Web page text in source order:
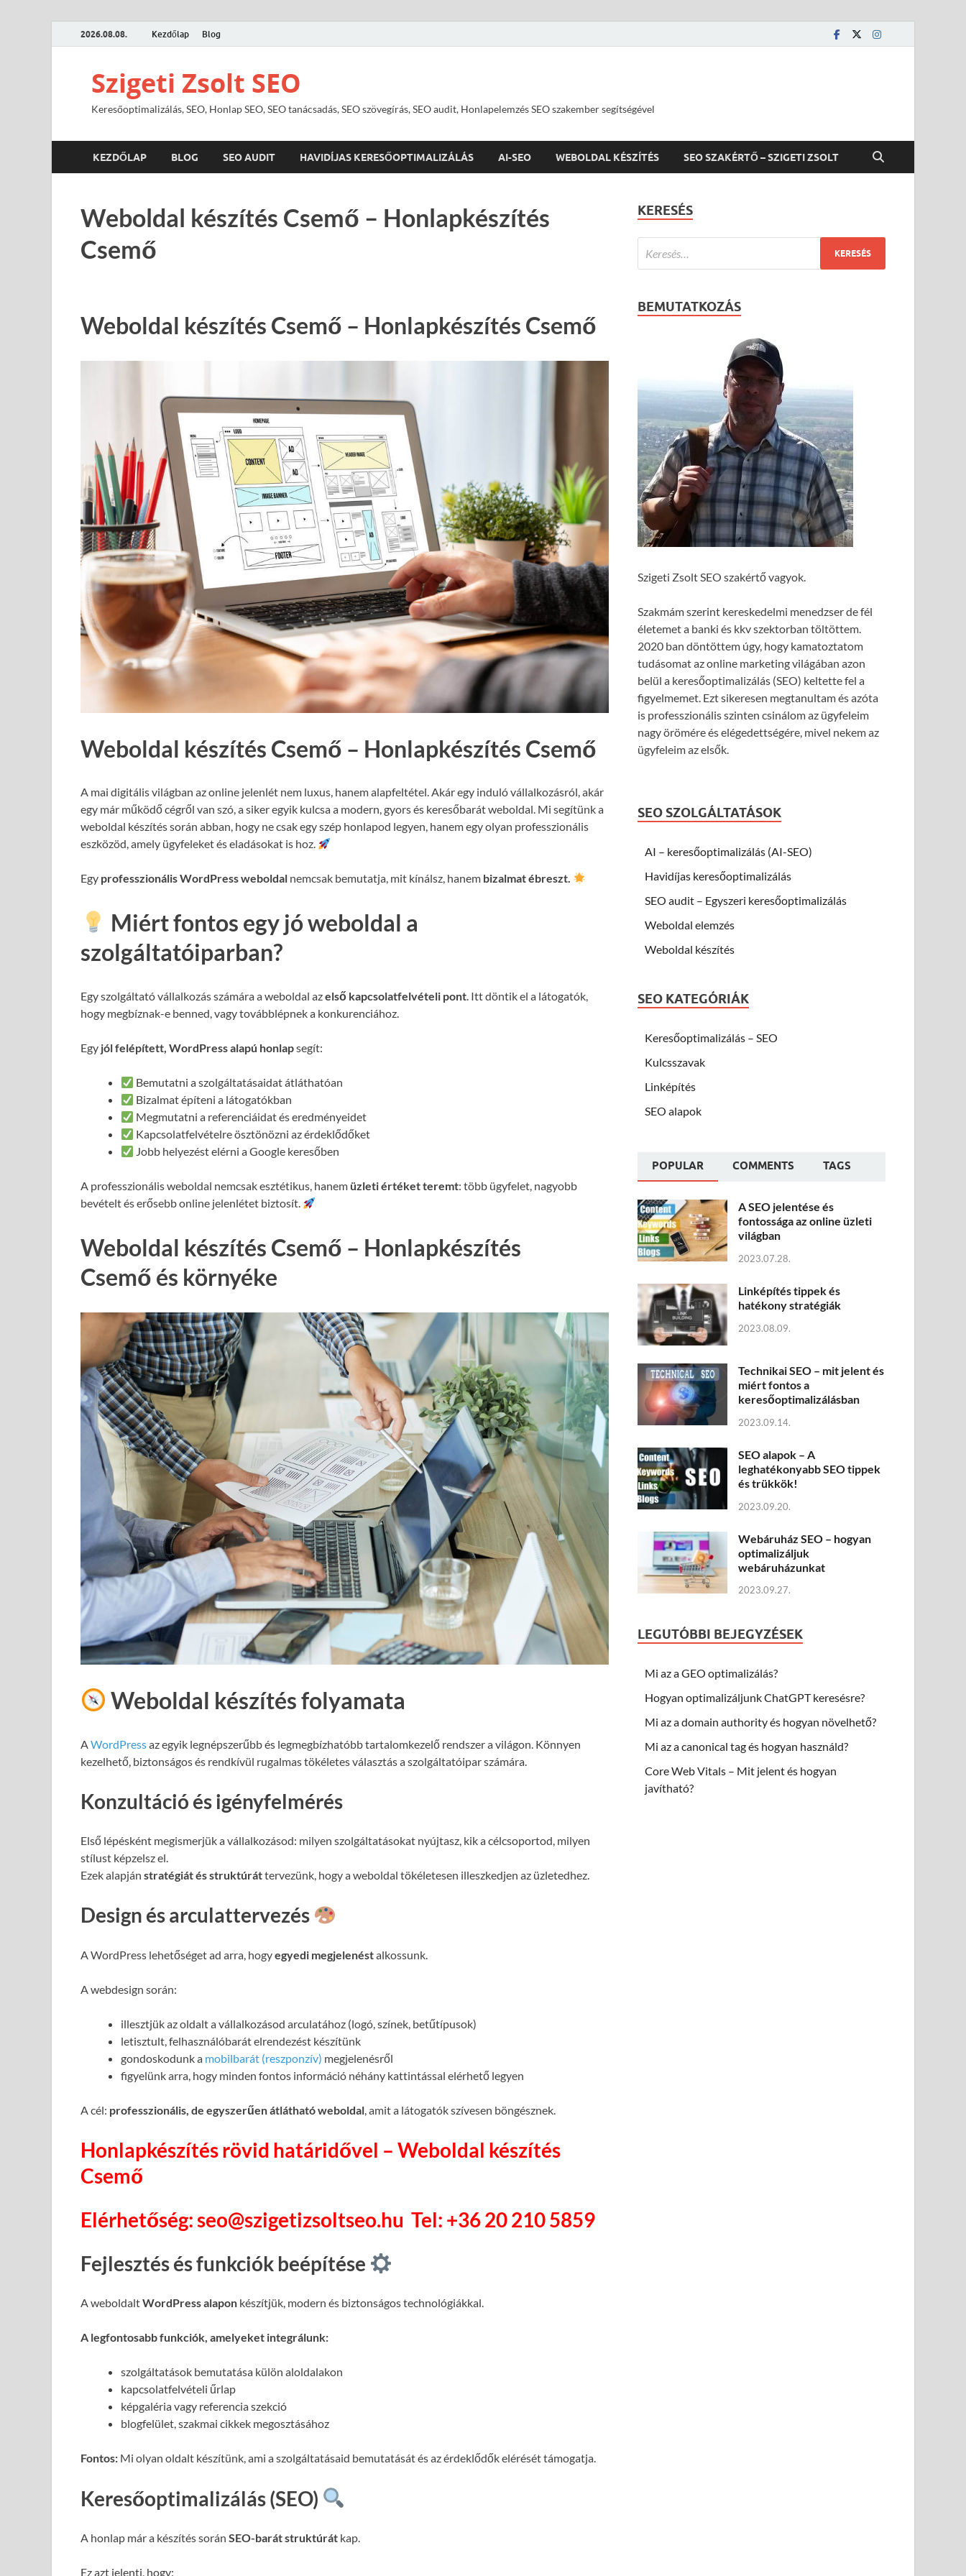
2026.08.08. Kezdőlap Blog
Szigeti Zsolt SEO
Keresőoptimalizálás, SEO, Honlap SEO, SEO tanácsadás, SEO szövegírás, SEO audit, Honlapelemzés SEO szakember segítségével
KEZDŐLAP BLOG SEO AUDIT HAVIDÍJAS KERESŐOPTIMALIZÁLÁS AI-SEO WEBOLDAL KÉSZÍTÉS SEO SZAKÉRTŐ – SZIGETI ZSOLT
Weboldal készítés Csemő – Honlapkészítés
Csemő
Weboldal készítés Csemő – Honlapkészítés Csemő
Weboldal készítés Csemő – Honlapkészítés Csemő
A mai digitális világban az online jelenlét nem luxus, hanem alapfeltétel. Akár egy induló vállalkozásról, akár
egy már működő cégről van szó, a siker egyik kulcsa a modern, gyors és keresőbarát weboldal. Mi segítünk a
weboldal készítés során abban, hogy ne csak egy szép honlapod legyen, hanem egy olyan professzionális
eszközöd, amely ügyfeleket és eladásokat is hoz.
Egy professzionális WordPress weboldal nemcsak bemutatja, mit kínálsz, hanem bizalmat ébreszt.
Miért fontos egy jó weboldal a
szolgáltatóiparban?
Egy szolgáltató vállalkozás számára a weboldal azelső kapcsolatfelvételi pont. Itt döntik el a látogatók,
hogy megbíznak-e benned, vagy továbblépnek a konkurenciához.
Egy jól felépített, WordPress alapú honlapsegít:
Bemutatni a szolgáltatásaidat átláthatóan
Bizalmat építeni a látogatókban
Megmutatni a referenciáidat és eredményeidet
Kapcsolatfelvételre ösztönözni az érdeklődőket
Jobb helyezést elérni a Google keresőben
A professzionális weboldal nemcsak esztétikus, hanem üzleti értéket teremt: több ügyfelet, nagyobb
bevételt és erősebb online jelenlétet biztosít.
Weboldal készítés Csemő – Honlapkészítés
Csemő és környéke
Weboldal készítés folyamata
AWordPressaz egyik legnépszerűbb és legmegbízhatóbb tartalomkezelő rendszer a világon. Könnyen
kezelhető, biztonságos és rendkívül rugalmas tökéletes választás a szolgáltatóipar számára.
Konzultáció és igényfelmérés
Első lépésként megismerjük a vállalkozásod: milyen szolgáltatásokat nyújtasz, kik a célcsoportod, milyen
stílust képzelsz el.
Ezek alapján stratégiát és struktúráttervezünk, hogy a weboldal tökéletesen illeszkedjen az üzletedhez.
Design és arculattervezés
A WordPress lehetőséget ad arra, hogyegyedi megjelenéstalkossunk.
A webdesign során:
illesztjük az oldalt a vállalkozásod arculatához (logó, színek, betűtípusok)
letisztult, felhasználóbarát elrendezést készítünk
gondoskodunk a mobilbarát (reszponzív) megjelenésről
figyelünk arra, hogy minden fontos információ néhány kattintással elérhető legyen
A cél: professzionális, de egyszerűen átlátható weboldal , amit a látogatók szívesen böngésznek.
Honlapkészítés rövid határidővel – Weboldal készítés
Csemő
Elérhetőség: seo@szigetizsoltseo.hu Tel: +36 20 210 5859
Fejlesztés és funkciók beépítése
A weboldaltWordPress alapon készítjük, modern és biztonságos technológiákkal.
A legfontosabb funkciók, amelyeket integrálunk:
szolgáltatások bemutatása külön aloldalakon
kapcsolatfelvételi űrlap
képgaléria vagy referencia szekció
blogfelület, szakmai cikkek megosztásához
Fontos: Mi olyan oldalt készítünk, ami a szolgáltatásaid bemutatását és az érdeklődők elérését támogatja.
Keresőoptimalizálás (SEO)
A honlap már a készítés során SEO-barát struktúrát kap.
Ez azt jelenti, hogy:
KERESÉS
BEMUTATKOZÁS
Szigeti Zsolt SEO szakértő vagyok.
Szakmám szerint kereskedelmi menedzser de fél
életemet a banki és kkv szektorban töltöttem.
2020 ban döntöttem úgy, hogy kamatoztatom
tudásomat az online marketing világában azon
belül a keresőoptimalizálás (SEO) keltette fel a
figyelmemet. Ezt sikeresen megtanultam és azóta
is professzionális szinten csinálom az ügyfeleim
nagy örömére és elégedettségére, mivel nekem az
ügyfeleim az elsők.
SEO SZOLGÁLTATÁSOK
AI – keresőoptimalizálás (AI-SEO)
Havidíjas keresőoptimalizálás
SEO audit – Egyszeri keresőoptimalizálás
Weboldal elemzés
Weboldal készítés
SEO KATEGÓRIÁK
Keresőoptimalizálás – SEO
Kulcsszavak
Linképítés
SEO alapok
POPULAR COMMENTS TAGS
A SEO jelentése és
fontossága az online üzleti
világban
2023.07.28.
Linképítés tippek és
hatékony stratégiák
2023.08.09.
Technikai SEO – mit jelent és
miért fontos a
keresőoptimalizálásban
2023.09.14.
SEO alapok – A
leghatékonyabb SEO tippek
és trükkök!
2023.09.20.
Webáruház SEO – hogyan
optimalizáljuk
webáruházunkat
2023.09.27.
LEGUTÓBBI BEJEGYZÉSEK
Mi az a GEO optimalizálás?
Hogyan optimalizáljunk ChatGPT keresésre?
Mi az a domain authority és hogyan növelhető?
Mi az a canonical tag és hogyan használd?
Core Web Vitals – Mit jelent és hogyan
javítható?